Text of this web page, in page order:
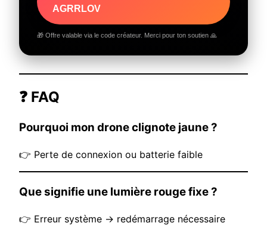
AGRRLOV
🎁 Offre valable via le code créateur. Merci pour ton soutien 🙏
❓ FAQ
Pourquoi mon drone clignote jaune ?
👉 Perte de connexion ou batterie faible
Que signifie une lumière rouge fixe ?
👉 Erreur système → redémarrage nécessaire